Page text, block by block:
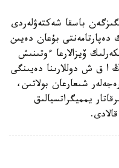
باسقا شەكتەۋلەردى
بۇعان دەيىن
ۆيزالارعا ءوتىنىش
كەيبىر ادامدار ءۇشىن 20 مىڭ ا ق ش دوللارىنا دەيىنگى
شىعارعان بولاتىن،
يمميگراتسيالىق